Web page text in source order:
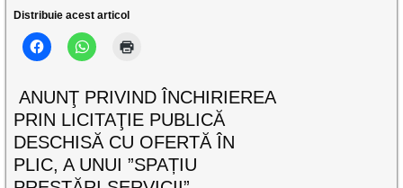
Distribuie acest articol
ANUNŢ PRIVIND ÎNCHIRIEREA
PRIN LICITAŢIE PUBLICĂ
DESCHISĂ CU OFERTĂ ÎN
PLIC, A UNUI ”SPAȚIU